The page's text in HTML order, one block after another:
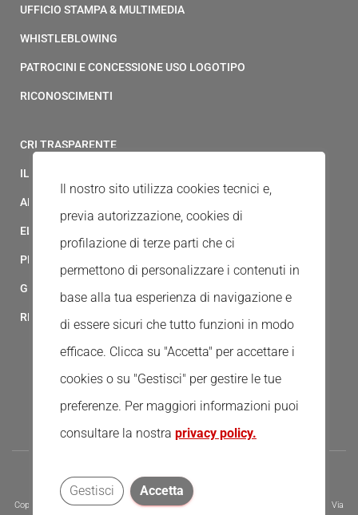
UFFICIO STAMPA & MULTIMEDIA
WHISTLEBLOWING
PATROCINI E CONCESSIONE USO LOGOTIPO
RICONOSCIMENTI
CRI TRASPARENTE
IL MODELLO 231 DELLA CROCE ROSSA ITALIANA
ALBO FORNITORI
ELENCO AVVOCATI
PRIVACY
GESTIONALE GAIA
RED CLOUD
Copyright © 2020 - Tutti i diritti riservati - Associazione della Croce Rossa Italiana, Via
Il nostro sito utilizza cookies tecnici e,
previa autorizzazione, cookies di
profilazione di terze parti che ci
permettono di personalizzare i contenuti in
base alla tua esperienza di navigazione e
di essere sicuri che tutto funzioni in modo
efficace. Clicca su "Accetta" per accettare i
cookies o su "Gestisci" per gestire le tue
preferenze. Per maggiori informazioni puoi
consultare la nostra privacy policy.
Accetta
Gestisci